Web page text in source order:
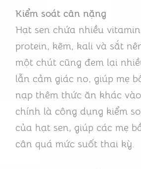
Kiểm soát cân nặng
Hạt sen chứa nhiều
protein, kẽm, kali và sắt
một chút cũng đem lại
lẫn cảm giác no, giúp mẹ
nạp thêm thức ăn khác
chính là công dụng kiểm
của hạt sen, giúp các mẹ
cân quá mức suốt thai kỳ.